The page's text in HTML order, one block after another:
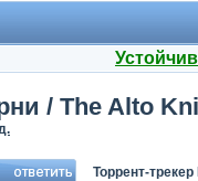
/ The Alto
Торрент-